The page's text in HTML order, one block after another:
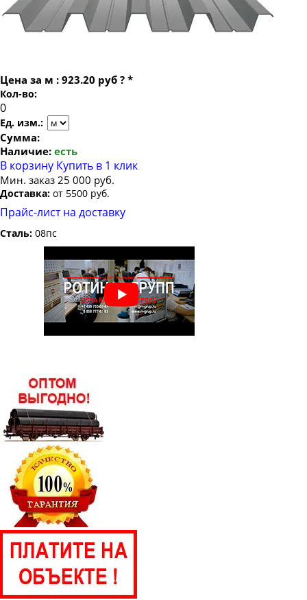
Цена за м : 923.20 руб ? *
Кол-во:
Ед. изм.:
Сумма:
Наличие: есть
В корзину Купить в 1 клик
Мин. заказ 25 000 руб.
Доставка: от 5500 руб.
Прайс-лист на доставку
Сталь: 08пс